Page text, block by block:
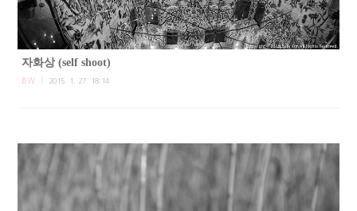
자화상 (self shoot)
BW 2015. 1. 27. 18:14